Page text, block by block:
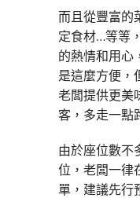
而且從豐富的
定食材…等等
的熱情和用心
是這麼方便，
老闆提供更美
客，多走一點
由於座位數不
位，老闆一律
單，建議先行